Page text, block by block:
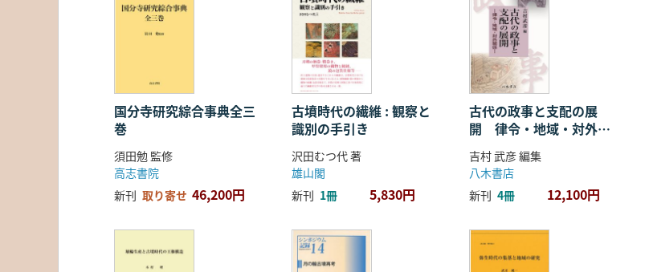
国分寺研究綜合事典全三
巻
須田勉 監修
高志書院
新刊 取り寄せ 46,200円
古墳時代の繊維 : 観察と
識別の手引き
沢田むつ代 著
雄山閣
新刊 1冊 5,830円
古代の政事と支配の展
開 律令・地域・対外関
係
吉村 武彦 編集
八木書店
新刊 4冊 12,100円